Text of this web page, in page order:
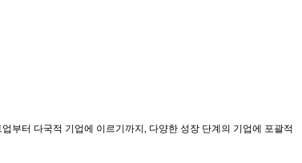
부터 다국적 기업에 이르기까지, 다양한 성장 단계의 기업에 포괄적